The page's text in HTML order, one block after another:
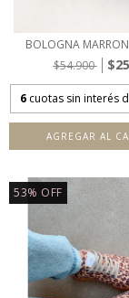
BOLOGNA
$54.900
6 cuotas sin interés
AGREGAR AL
53% OFF